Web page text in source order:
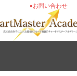
●お問い合わせ